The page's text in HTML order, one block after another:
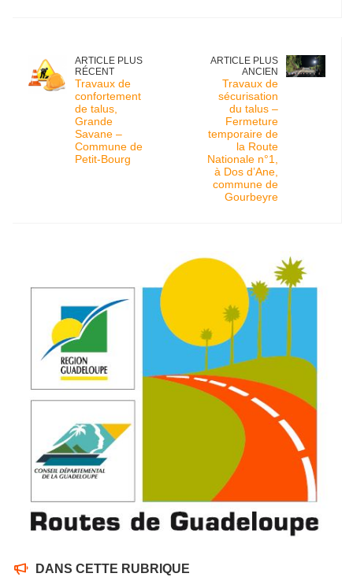
ARTICLE PLUS
RÉCENT
Travaux de
confortement
de talus,
Grande
Savane –
Commune de
Petit-Bourg
ARTICLE PLUS
ANCIEN
Travaux de
sécurisation
du talus –
Fermeture
temporaire de
la Route
Nationale n°1,
à Dos d’Ane,
commune de
Gourbeyre
DANS CETTE RUBRIQUE